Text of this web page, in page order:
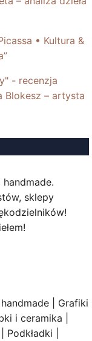
• Kultura &
- recenzja
Blokesz – artysta
sklepy
| Grafiki
i ceramika |
|